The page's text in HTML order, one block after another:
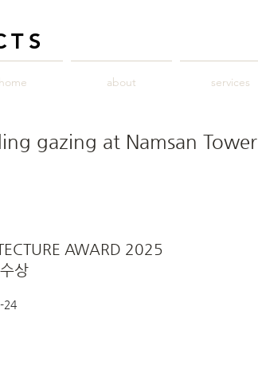
home about services
gazing at Namsan Tower
AWARD 2025
상
24